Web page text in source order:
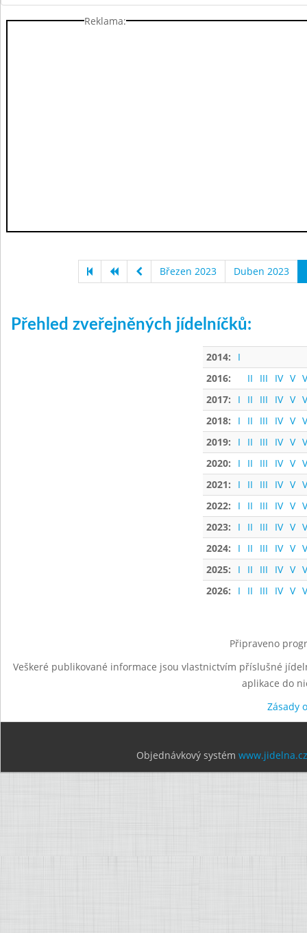
Reklama:
Březen 2023 Duben 2023
Přehled zveřejněných jídelníčků:
2014:
I
2016:
II III IV V
2017:
I II III IV V
2018:
I II III IV V
2019:
I II III IV V
2020:
I II III IV V
2021:
I II III IV V
2022:
I II III IV V
2023:
I II III IV V
2024:
I II III IV V
2025:
I II III IV V
2026:
I II III IV V
Připraveno
Veškeré publikované informace jsou vlastnictvím příslušné
aplikace do
Zásady
Objednávkový systém www.jidelna.cz